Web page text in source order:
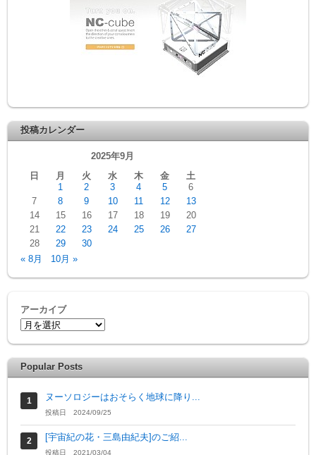
投稿カレンダー
2025年9月
日
月 火 水 木 金
土
1
2 3 4 5
6
7
8 9 10 11 12
13
14
15 16 17 18 19
20
21
22 23 24 25 26
27
28
29
30
« 8月
10月 »
アーカイブ
Popular Posts
ヌーソロジーはおそらく地球に降り...
投稿日 2024/09/25
[宇宙紀の花・三島由紀夫]のご紹...
投稿日 2021/03/04